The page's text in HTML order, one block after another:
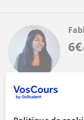
6€
Sint-Gillis, Ixelles,
Espagnol